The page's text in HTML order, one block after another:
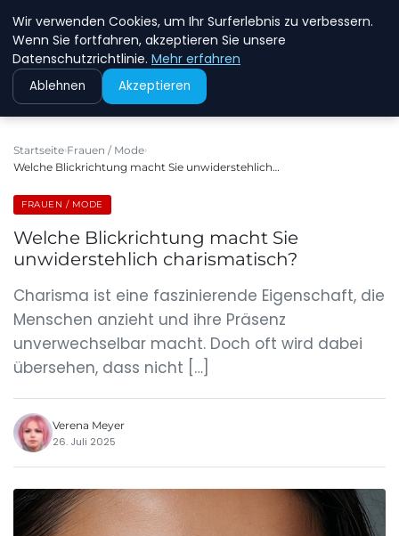
MFD DRESDEN
Startseite Frauen / Mode
Welche Blickrichtung macht Sie unwiderstehlich…
FRAUEN / MODE
Welche Blickrichtung macht Sie
unwiderstehlich charismatisch?
Charisma ist eine faszinierende Eigenschaft, die
Menschen anzieht und ihre Präsenz
unverwechselbar macht. Doch oft wird dabei
übersehen, dass nicht […]
Verena Meyer
26. Juli 2025
Wir verwenden Cookies, um Ihr Surferlebnis zu verbessern.
Wenn Sie fortfahren, akzeptieren Sie unsere
Datenschutzrichtlinie. Mehr erfahren
Ablehnen Akzeptieren